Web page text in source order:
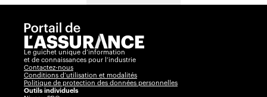
Le guichet unique d’information
et de connaissances pour l’industrie
Contactez-nous
Conditions d’utilisation et modalités
Politique de protection des données personnelles
Outils individuels